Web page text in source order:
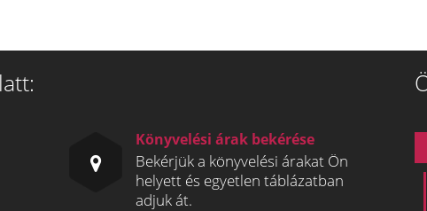
Könyvelési árak bekérése
Bekérjük a könyvelési árakat Ön
helyett és egyetlen táblázatban
adjuk át.